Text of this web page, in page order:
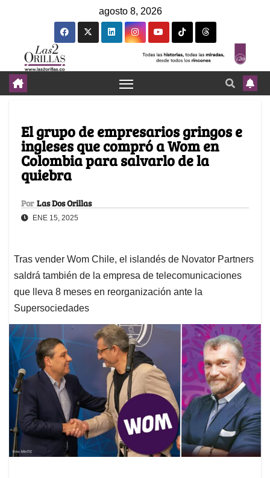
agosto 8, 2026
El grupo de empresarios gringos e
ingleses que compró a Wom en
Colombia para salvarlo de la
quiebra
Por Las Dos Orillas
ENE 15, 2025
Tras vender Wom Chile, el islandés de Novator Partners
saldrá también de la empresa de telecomunicaciones
que lleva 8 meses en reorganización ante la
Supersociedades